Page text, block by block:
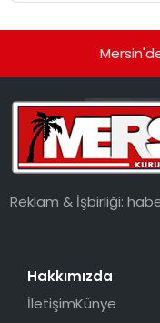
Reklam & İşbirliği:
Hakkımızda
İletişimKünye